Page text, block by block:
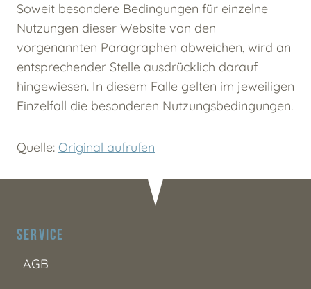
Soweit besondere Bedingungen für einzelne
Nutzungen dieser Website von den
vorgenannten Paragraphen abweichen, wird an
entsprechender Stelle ausdrücklich darauf
hingewiesen. In diesem Falle gelten im jeweiligen
Einzelfall die besonderen Nutzungsbedingungen.
Quelle: Original aufrufen
Service
AGB